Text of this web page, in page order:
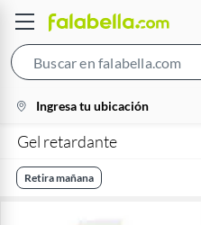
location-
icon
Ingresa tu ubicación
Gel retardante
Retira mañana